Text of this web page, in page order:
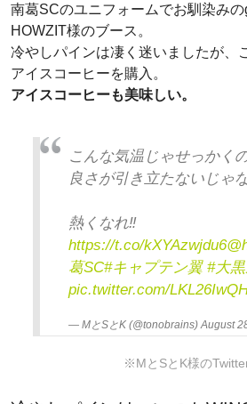
南葛SCのユニフォームでお馴染み
HOWZIT様のブース。
冷やしパインは凄く迷いましたが、
アイスコーヒーを購入。
アイスコーヒーも美味しい。
こんな気温じゃせっかく
良さが引き立たないじゃ
熱くなれ‼️
https://t.co/kXYAzwjdu6
葛SC#キャプテン翼 #大
pic.twitter.com/
— MとSとK (@tonobrains) August
※MとSとK様の